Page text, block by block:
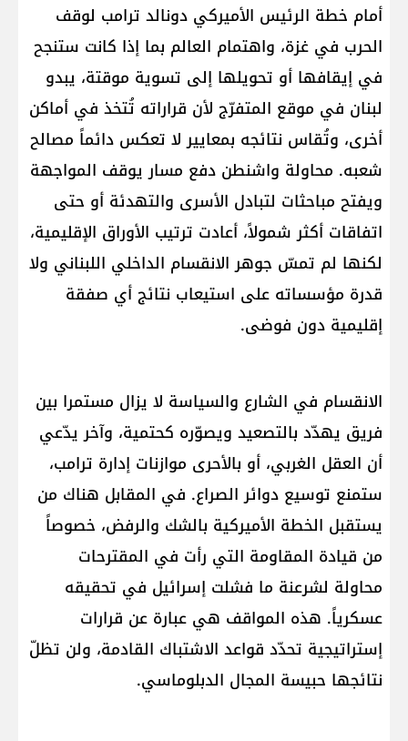
أمام خطة الرئيس الأميركي ​دونالد ترامب​ لوقف
الحرب في ​غزة​، واهتمام العالم بما إذا كانت ستنجح
في إيقافها أو تحويلها إلى تسوية موقتة، يبدو ​
لبنان​ في موقع المتفرّج لأن قراراته تُتخذ في أماكن
أخرى، وتُقاس نتائجه بمعايير لا تعكس دائماً مصالح
شعبه. محاولة واشنطن دفع مسار يوقف المواجهة
ويفتح مباحثات لتبادل الأسرى والتهدئة أو حتى
اتفاقات أكثر شمولاً، أعادت ترتيب الأوراق الإقليمية،
لكنها لم تمسّ جوهر الانقسام الداخلي اللبناني ولا
قدرة مؤسساته على استيعاب نتائج أي صفقة
إقليمية دون فوضى.
الانقسام في الشارع والسياسة لا يزال مستمرا بين
فريق يهدّد بالتصعيد ويصوّره كحتمية، وآخر يدّعي
أن العقل الغربي، أو بالأحرى موازنات إدارة ترامب،
ستمنع توسيع دوائر الصراع. في المقابل هناك من
يستقبل الخطة الأميركية بالشك والرفض، خصوصاً
من قيادة المقاومة التي رأت في المقترحات
محاولة لشرعنة ما فشلت إسرائيل في تحقيقه
عسكرياً. هذه المواقف هي عبارة عن قرارات
إستراتيجية تحدّد قواعد الاشتباك القادمة، ولن تظلّ
نتائجها حبيسة المجال الدبلوماسي.